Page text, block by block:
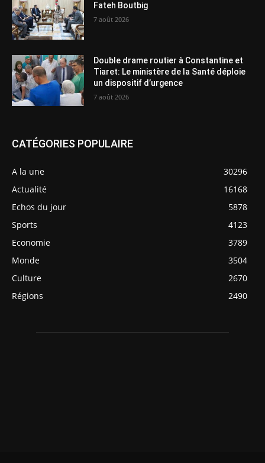
Fateh Boutbig
7 août 2026
Double drame routier à Constantine et
Tiaret: Le ministère de la Santé déploie
un dispositif d’urgence
7 août 2026
CATÉGORIES POPULAIRE
A la une
30296
Actualité
16168
Echos du jour
5878
Sports
4123
Economie
3789
Monde
3504
Culture
2670
Régions
2490